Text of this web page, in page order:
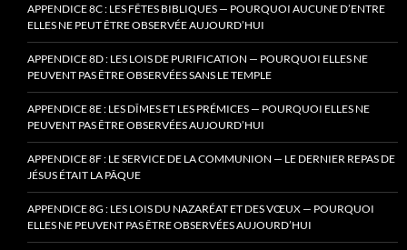
APPENDICE 8C : LES FÊTES BIBLIQUES — POURQUOI AUCUNE D’ENTRE
ELLES NE PEUT ÊTRE OBSERVÉE AUJOURD’HUI
APPENDICE 8D : LES LOIS DE PURIFICATION — POURQUOI ELLES NE
PEUVENT PAS ÊTRE OBSERVÉES SANS LE TEMPLE
APPENDICE 8E : LES DÎMES ET LES PRÉMICES — POURQUOI ELLES NE
PEUVENT PAS ÊTRE OBSERVÉES AUJOURD’HUI
APPENDICE 8F : LE SERVICE DE LA COMMUNION — LE DERNIER REPAS DE
JÉSUS ÉTAIT LA PÂQUE
APPENDICE 8G : LES LOIS DU NAZARÉAT ET DES VŒUX — POURQUOI
ELLES NE PEUVENT PAS ÊTRE OBSERVÉES AUJOURD’HUI